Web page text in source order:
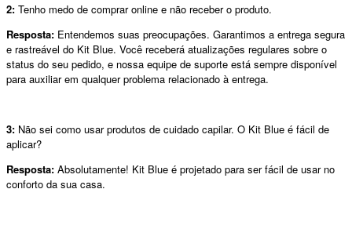
2: Tenho medo de comprar online e não receber o produto.
Resposta: Entendemos suas preocupações. Garantimos a entrega segura
e rastreável do Kit Blue. Você receberá atualizações regulares sobre o
status do seu pedido, e nossa equipe de suporte está sempre disponível
para auxiliar em qualquer problema relacionado à entrega.
3: Não sei como usar produtos de cuidado capilar. O Kit Blue é fácil de
aplicar?
Resposta: Absolutamente! Kit Blue é projetado para ser fácil de usar no
conforto da sua casa.